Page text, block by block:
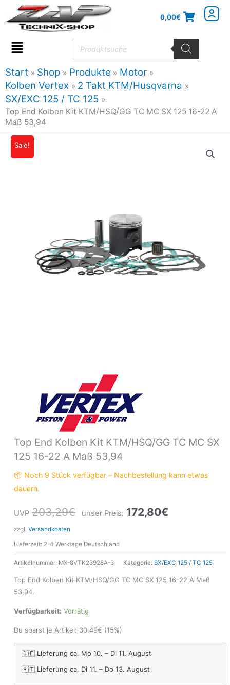
Inhalt
springen
0,00€
Flyout
Menu
Products
search
Start Shop Produkte
Motor
Kolben Vertex
2 Takt KTM/Husqvarna
SX/EXC 125 / TC 125
Top End Kolben Kit KTM/HSQ/GG TC MC SX 125 16-22 A
Maß 53,94
Sale!
Top End Kolben Kit KTM/HSQ/GG TC MC SX
125 16-22 A Maß 53,94
📦 Noch 9 Stück verfügbar – Nachbestellung kann etwas
dauern.
UVP 203,29€ unser Preis: 172,80€
Aktueller
zzgl. Versandkosten
Lieferzeit: 2-4 Werktage Deutschland
Artikelnummer: MX-8VTK23928A-3 Kategorie: SX/EXC 125 / TC 125
Top End Kolben Kit KTM/HSQ/GG TC MC SX 125 16-22 A Maß
53,94.
Verfügbarkeit: Vorrätig
Du sparst je Artikel: 30,49€ (15%)
🇩🇪 Lieferung ca. Mo 10. – Di 11. August
🇦🇹 Lieferung ca. Di 11. – Do 13. August
Top
End